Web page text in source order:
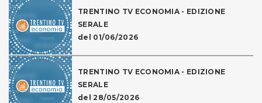
TRENTINO TV ECONOMIA - EDIZIONE
SERALE
del 01/06/2026
TRENTINO TV ECONOMIA - EDIZIONE
SERALE
del 28/05/2026